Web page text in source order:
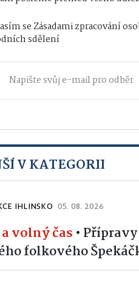
seZásadami zpracování
sdělení
V KATEGORII
IHLINSKO 05. 08. 2026
volný čas •
folkového